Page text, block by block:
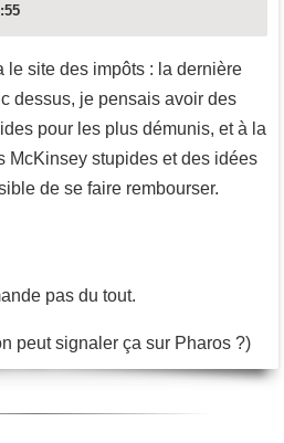
le site des impôts : la dernière
dessus, je pensais avoir des
pour les plus démunis, et à la
McKinsey stupides et des idées
de se faire rembourser.
pas du tout.
peut signaler ça sur Pharos ?)